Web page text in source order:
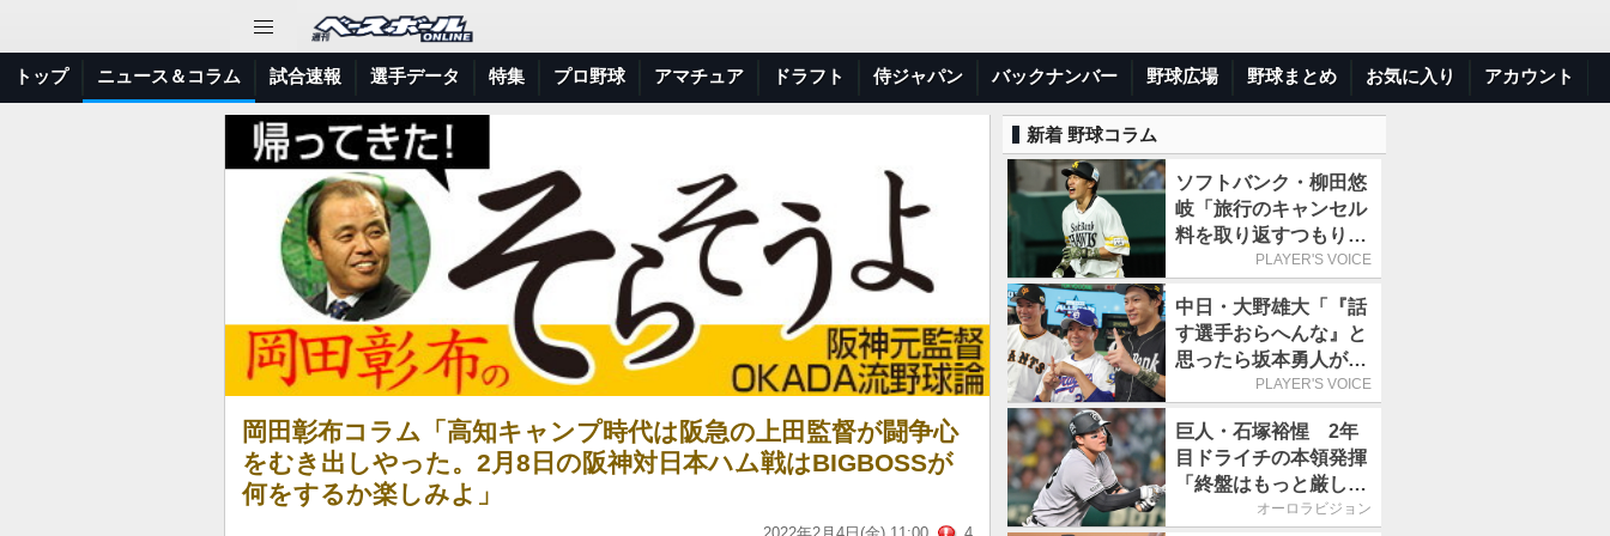
トップ ニュース＆コラム 試合速報 選手データ 特集 プロ野球 アマチュア ドラフト 侍ジャパン バックナンバー 野球広場 野球まとめ お気に入り アカウント
岡田彰布コラム「高知キャンプ時代は阪急の上田監督が闘争心
をむき出しやった。2月8日の阪神対日本ハム戦はBIGBOSSが
何をするか楽しみよ」
新着 野球コラム
ソフトバンク・柳田悠
岐「旅行のキャンセル
料を取り返すつもりで
出場しました(笑)」／
PLAYER'S VOICE
中日・大野雄大「『話
す選手おらへんな』と
思ったら坂本勇人が来
た！」／オールスター
PLAYER'S VOICE
巨人・石塚裕惺 2年
目ドライチの本領発揮
「終盤はもっと厳しい
戦いが続いていく。チ
オーロラビジョン